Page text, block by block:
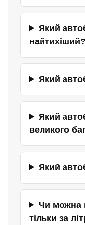
Який
найтихіший?
Який
Який
великого
Який
Чи можна
тільки за